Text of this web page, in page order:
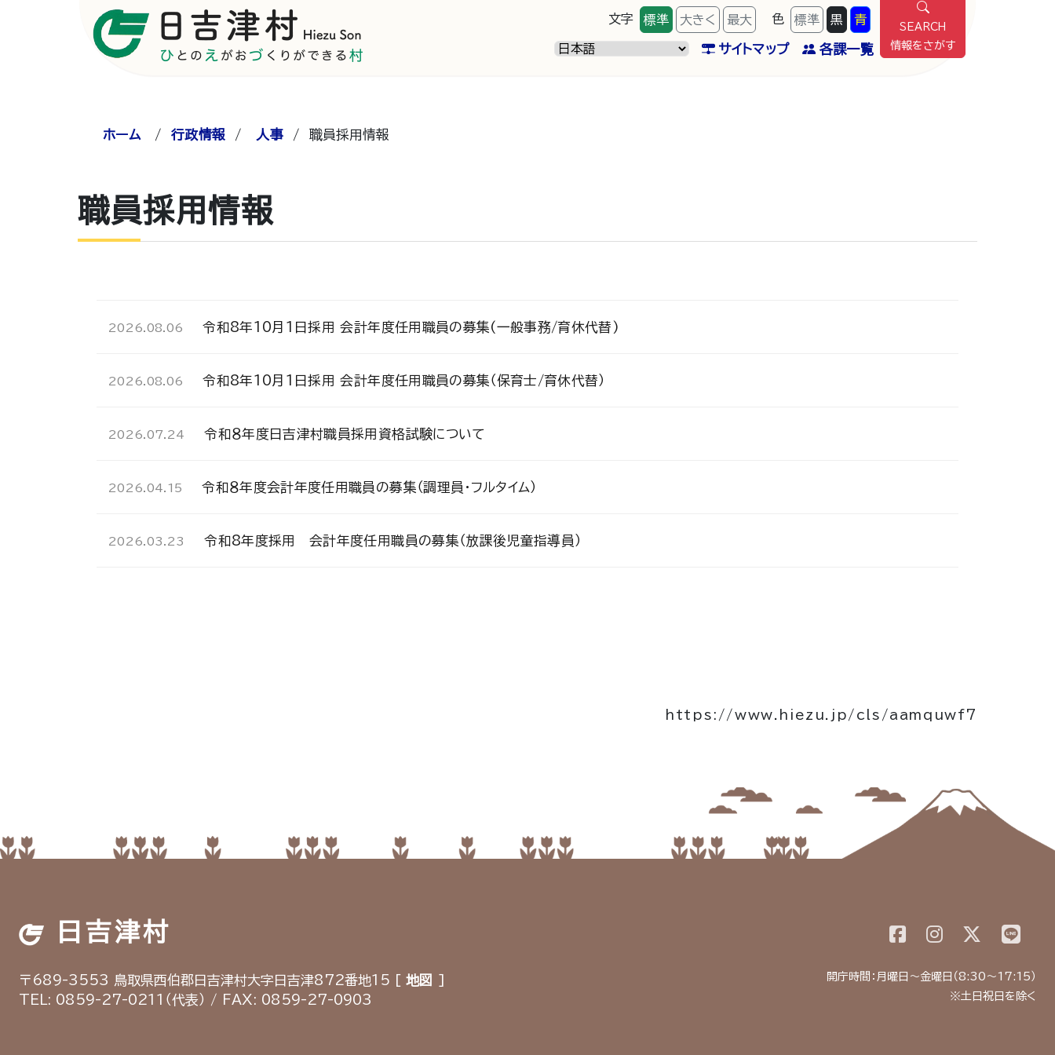
文字 標準 大きく 最大 色 標準 黒 青
サイトマップ 各課一覧
SEARCH
情報をさがす
ホーム /行政情報 / 人事 / 職員採用情報
職員採用情報
2026.08.06 令和8年10月1日採用 会計年度任用職員の募集(一般事務/育休代替)
2026.08.06 令和8年10月1日採用 会計年度任用職員の募集（保育士/育休代替）
2026.07.24 令和８年度日吉津村職員採用資格試験について
2026.04.15 令和８年度会計年度任用職員の募集（調理員・フルタイム）
2026.03.23 令和8年度採用 会計年度任用職員の募集（放課後児童指導員）
https://www.hiezu.jp/cls/aamquwf7
日吉津村
〒689-3553 鳥取県西伯郡日吉津村大字日吉津872番地15 [ 地図
]
TEL: 0859-27-0211（代表）
/ FAX: 0859-27-0903
開庁時間：月曜日～金曜日（8:30～17:15）
※土日祝日を除く